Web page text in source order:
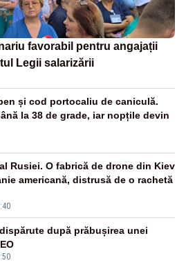
favorabil pentru angajații
Legii salarizării
și cod portocaliu de caniculă.
la 38 de grade, iar nopțile devin
Rusiei. O fabrică de drone din Kiev
americană, distrusă de o rachetă
după prăbușirea unei